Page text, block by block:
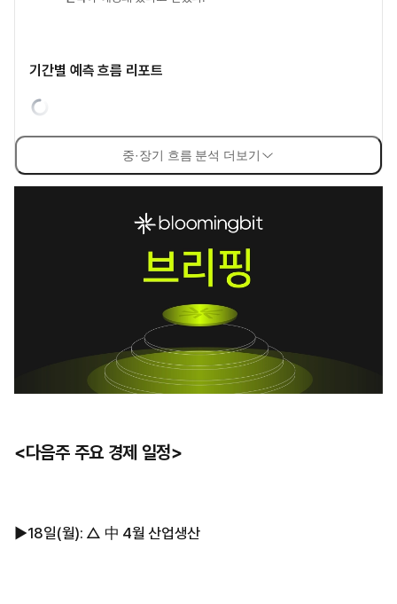
기간별 예측 흐름 리포트
중·장기 흐름 분석 더보기
<다음주 주요 경제 일정>
▶︎18일(월): △ 中 4월 산업생산